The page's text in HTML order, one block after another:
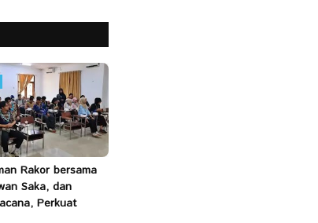
Rakor bersama
Saka, dan
Perkuat